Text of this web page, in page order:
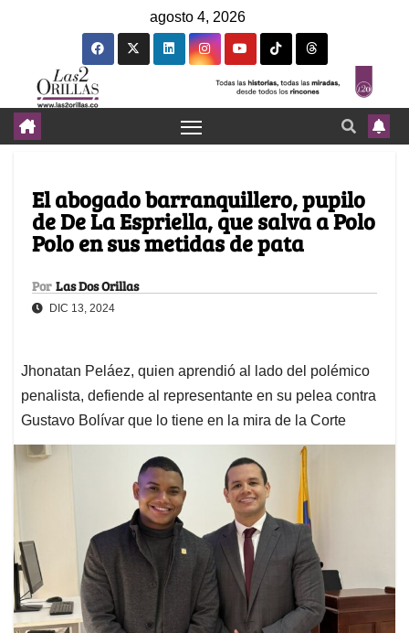
agosto 4, 2026
El abogado barranquillero, pupilo
de De La Espriella, que salva a Polo
Polo en sus metidas de pata
Por Las Dos Orillas
DIC 13, 2024
Jhonatan Peláez, quien aprendió al lado del polémico
penalista, defiende al representante en su pelea contra
Gustavo Bolívar que lo tiene en la mira de la Corte